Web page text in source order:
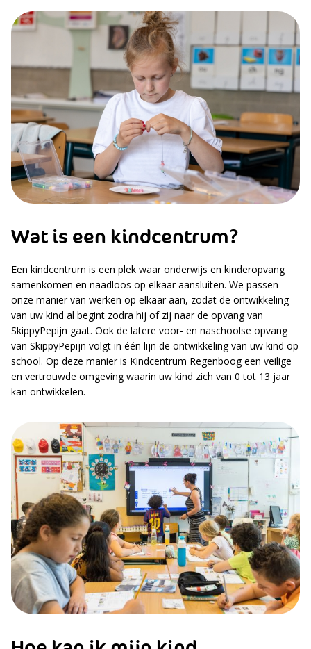
Wat is een kindcentrum?
Een kindcentrum is een plek waar onderwijs en kinderopvang
samenkomen en naadloos op elkaar aansluiten. We passen
onze manier van werken op elkaar aan, zodat de ontwikkeling
van uw kind al begint zodra hij of zij naar de opvang van
SkippyPepijn gaat. Ook de latere voor- en naschoolse opvang
van SkippyPepijn volgt in één lijn de ontwikkeling van uw kind op
school. Op deze manier is Kindcentrum Regenboog een veilige
en vertrouwde omgeving waarin uw kind zich van 0 tot 13 jaar
kan ontwikkelen.